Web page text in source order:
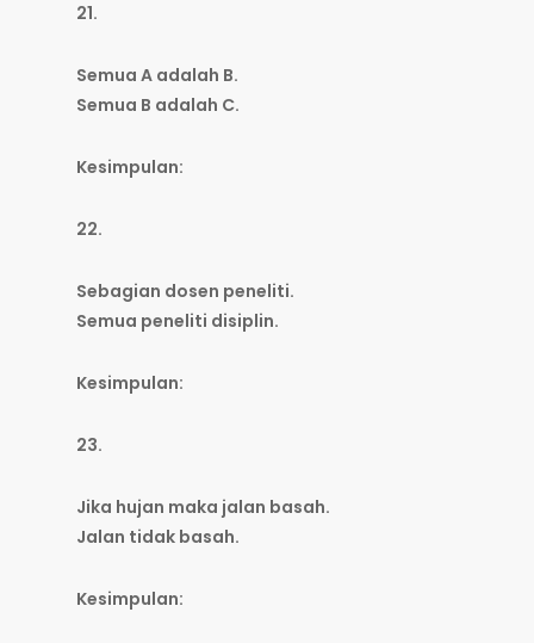
21.
Semua A adalah B.
Semua B adalah C.
Kesimpulan:
22.
Sebagian dosen peneliti.
Semua peneliti disiplin.
Kesimpulan:
23.
Jika hujan maka jalan basah.
Jalan tidak basah.
Kesimpulan: